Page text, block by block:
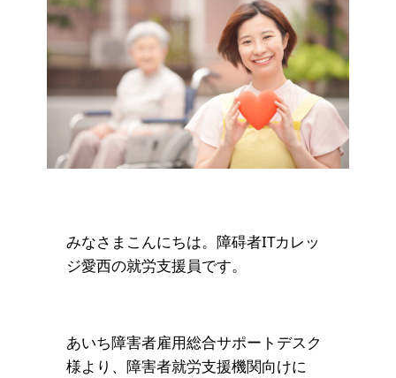
みなさまこんにちは。障碍者ITカレッ
ジ愛西の就労支援員です。
あいち障害者雇用総合サポートデスク
様より、障害者就労支援機関向けに